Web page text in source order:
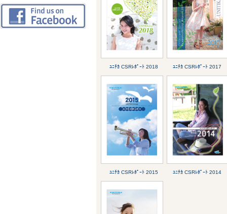
ﾕﾆﾁｶ CSRﾚﾎﾟｰﾄ 2018 ﾕﾆﾁｶ CSRﾚﾎﾟｰﾄ 2017
ﾕﾆﾁｶ CSRﾚﾎﾟｰﾄ 2015 ﾕﾆﾁｶ CSRﾚﾎﾟｰﾄ 2014